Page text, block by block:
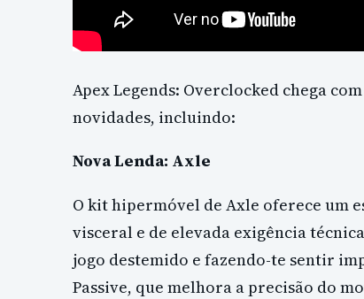
Apex Legends: Overclocked chega
novidades, incluindo:
Nova Lenda: Axle
O kit hipermóvel de Axle oferece um
visceral e de elevada exigência
jogo destemido e fazendo-te sentir
Passive, que melhora a precisão do